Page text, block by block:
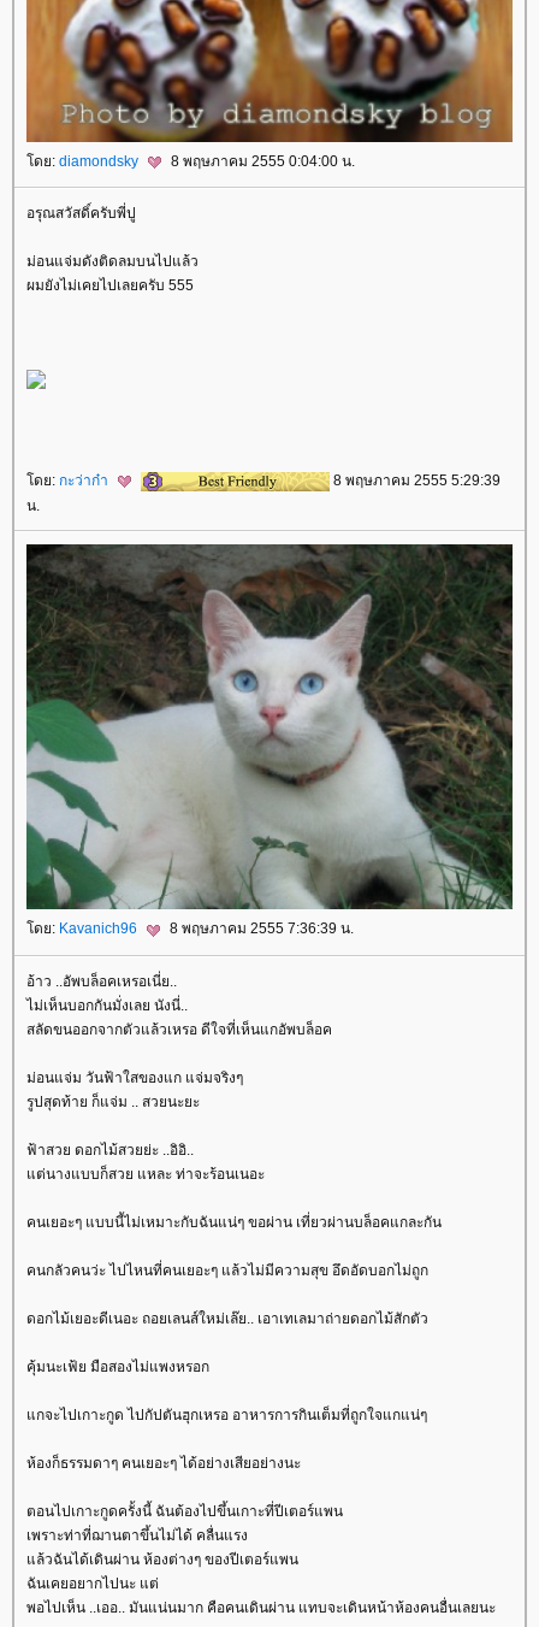
ดย: diamondsky 8 พฤษภาคม 2555 0:04:00 น.
อรุณสวัสดิ์ครับพี่ปู
ม่อนแจ่มดังติดลมบนไปแล้ว
ผมยังไม่เคยไปเลยครับ 555
ดย: กะว่าก๋า
8 พฤษภาคม 2555 5:29:39
น.
ดย: Kavanich96 8 พฤษภาคม 2555 7:36:39 น.
อ้าว ..อัพบล็อคเหรอเนี่ย..
ไม่เห็นบอกกันมั่งเลย นังนี่..
สลัดขนออกจากตัวแล้วเหรอ ดีใจที่เห็นแกอัพบล็อค
ม่อนแจ่ม วันฟ้าใสของแก แจ่มจริงๆ
รูปสุดท้าย ก็แจ่ม .. สวยนะยะ
ฟ้าสวย ดอกไม้สวยย่ะ ..อิอิ..
ต่นางแบบก็สวย แหละ ท่าจะร้อนเนอะ
คนเยอะๆ แบบนี้ไม่เหมาะกับฉันแน่ๆ ขอผ่าน เที่ยวผ่านบล็อคแกละกัน
คนกลัวคนว่ะ ไปไหนที่คนเยอะๆ แล้วไม่มีความสุข อึดอัดบอกไม่ถูก
ดอกไม้เยอะดีเนอะ ถอยเลนส์ใหม่เล๊ย.. เอาเทเลมาถ่ายดอกไม้สักตัว
คุ้มนะเฟ้ย มือสองไม่แพงหรอก
กจะไปเกาะกูด ไปกัปตันฮุกเหรอ อาหารการกินเต็มที่ถูกใจแกแน่ๆ
ห้องก็ธรรมดาๆ คนเยอะๆ ได้อย่างเสียอย่างนะ
ตอนไปเกาะกูดครั้งนี้ ฉันต้องไปขึ้นเกาะที่ปีเตอร์แพน
เพราะท่าที่ฌานตาขึ้นไม่ได้ คลื่นแรง
ล้วฉันได้เดินผ่าน ห้องต่างๆ ของปีเตอร์แพน
ฉันเคยอยากไปนะ แต่
พอไปเห็น ..เออ.. มันแน่นมาก คือคนเดินผ่าน แทบจะเดินหน้าห้องคนอื่นเลยนะ